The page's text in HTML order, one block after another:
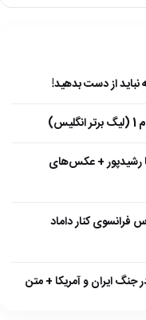
رشیدپور + عکس‌های
فرانسوی کنار داماد
جنگ ایران و آمریکا + متن